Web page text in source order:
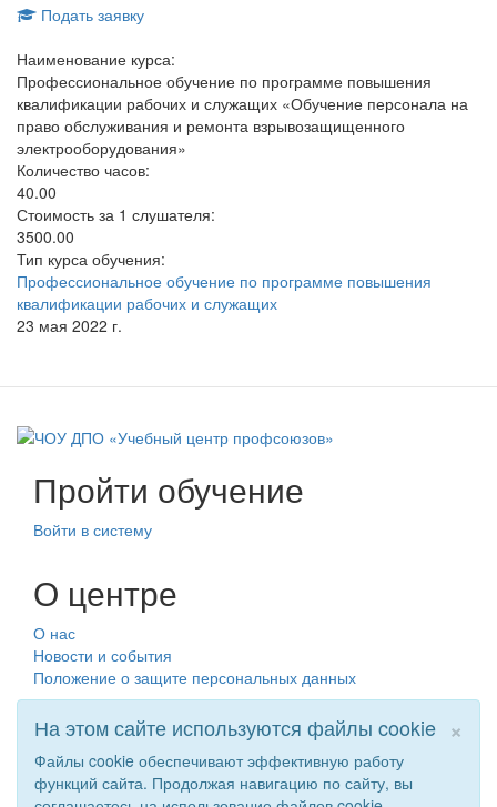
Подать заявку
Наименование курса:
Профессиональное обучение по программе повышения
квалификации рабочих и служащих «Обучение персонала на
право обслуживания и ремонта взрывозащищенного
электрооборудования»
Количество часов:
40.00
Стоимость за 1 слушателя:
3500.00
Тип курса обучения:
Профессиональное обучение по программе повышения
квалификации рабочих и служащих
23 мая 2022 г.
Пройти обучение
Войти в систему
О центре
О нас
Новости и события
Положение о защите персональных данных
×
На этом сайте используются файлы cookie
Файлы cookie обеспечивают эффективную работу
функций сайта. Продолжая навигацию по сайту, вы